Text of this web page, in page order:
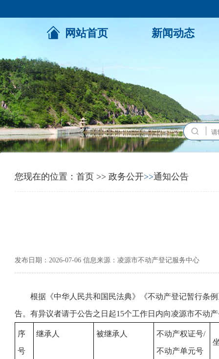
网站首页 新闻动态
您现在的位置： 首页 >> 政务公开>>通知公告
发布日期：2026-07-06 信息来源：凌源市不动产登记服务中心
根据《中华人民共和国民法典》《不动产登记暂行条
告。有异议者请于公告之日起15个工作日内向凌源市不动
序
号
继承人 被继承人 不动产权证号/
不动产单元号